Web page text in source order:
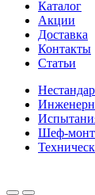
Каталог
Акции
Доставка
Контакты
Статьи
Шеф-